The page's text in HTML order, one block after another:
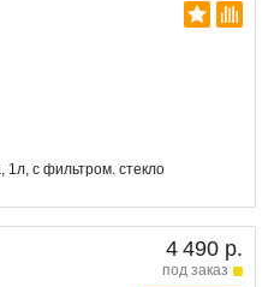
с фильтром. стекло
4 490 р.
под заказ